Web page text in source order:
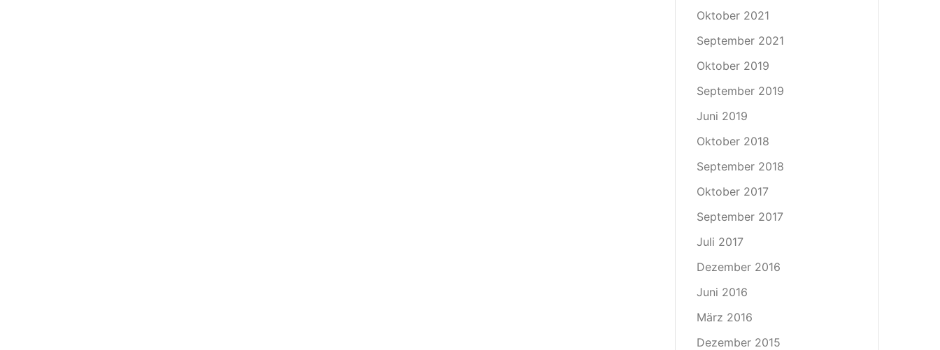
Oktober 2021
September 2021
Oktober 2019
September 2019
Juni 2019
Oktober 2018
September 2018
Oktober 2017
September 2017
Juli 2017
Dezember 2016
Juni 2016
März 2016
Dezember 2015